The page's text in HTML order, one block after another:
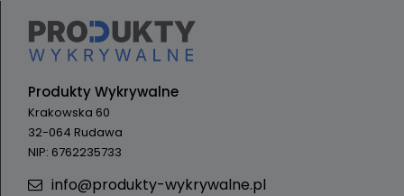
Produkty Wykrywalne
Krakowska 60
32-064 Rudawa
NIP: 6762235733
info@produkty-wykrywalne.pl